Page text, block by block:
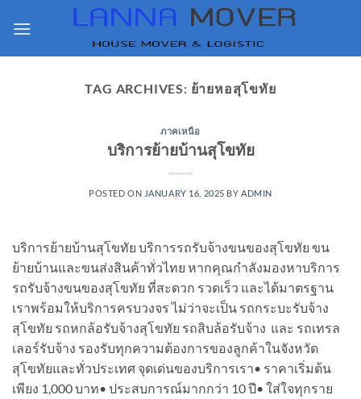
TAG ARCHIVES: ย้ายหอสุโขทัย
ภาคเหนือ
บริการย้ายบ้านสุโขทัย
POSTED ON JANUARY 16, 2025 BY ADMIN
บริการย้ายบ้านสุโขทัย บริการรถรับจ้างขนของสุโขทัย ขน
ย้ายบ้านและขนส่งสินค้าทั่วไทย หากคุณกำลังมองหาบริการ
รถรับจ้างขนของสุโขทัย ที่สะดวก รวดเร็ว และได้มาตรฐาน
เราพร้อมให้บริการครบวงจร ไม่ว่าจะเป็น รถกระบะรับจ้าง
สุโขทัย รถหกล้อรับจ้างสุโขทัย รถสิบล้อรับจ้าง และ รถเทรล
เลอร์รับจ้าง รองรับทุกความต้องการของลูกค้าในจังหวัด
สุโขทัยและทั่วประเทศ จุดเด่นของบริการเรา• ราคาเริ่มต้น
เพียง 1,000 บาท• ประสบการณ์มากกว่า 10 ปี• ใส่ใจทุกราย